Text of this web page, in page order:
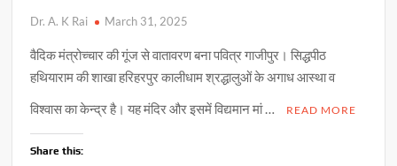
Dr. A. K Rai March 31, 2025
वैदिक मंत्रोच्चार की गूंज से वातावरण बना पवित्र गाजीपुर। सिद्धपीठ
हथियाराम की शाखा हरिहरपुर कालीधाम श्रद्धालुओं के अगाध आस्था व
विश्वास का केन्द्र है। यह मंदिर और इसमें विद्यमान मां …
READ MORE
Share this: